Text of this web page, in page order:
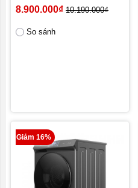
chỉnh nước giặt thông
8.900.000₫ 10.190.000₫
So sánh
Giảm 16%